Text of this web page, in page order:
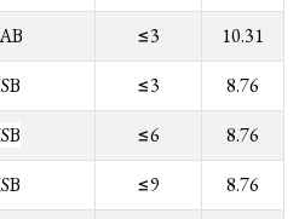
≤3
10.31
≤3
8.76
≤6
8.76
≤9
8.76